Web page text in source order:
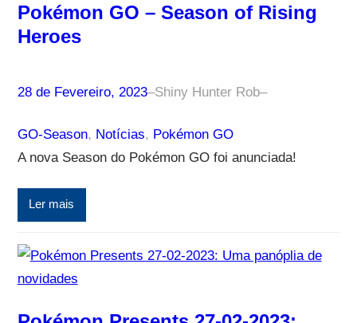
Pokémon GO – Season of Rising
Heroes
28 de Fevereiro, 2023–Shiny Hunter Rob–
GO-Season, Notícias, Pokémon GO
A nova Season do Pokémon GO foi anunciada!
Ler mais